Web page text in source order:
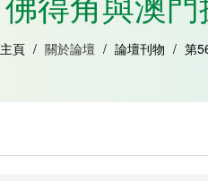
主頁 / 關於論壇 / 論壇刊物 / 第